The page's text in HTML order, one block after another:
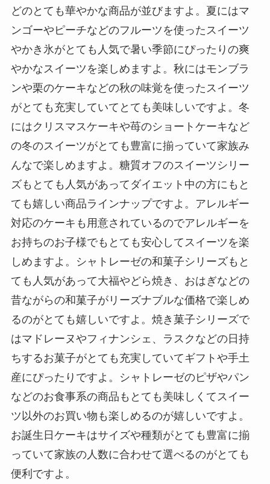
どのとても華やかな商品が並びますよ。夏にはマ
ンゴーやピーチなどのフルーツを使ったスイーツ
やかき氷がとても人気で暑い季節にぴったりの爽
やかなスイーツを楽しめますよ。秋にはモンブラ
ンや栗のケーキなどの秋の味覚を使ったスイーツ
がとても充実していてとても美味しいですよ。冬
にはクリスマスケーキや苺のショートケーキなど
の冬のスイーツがとても豊富に揃っていて家族み
んなで楽しめますよ。糖質オフのスイーツシリー
ズもとても人気があってダイエット中の方にもと
ても嬉しい商品ラインナップですよ。アレルギー
対応のケーキも用意されているのでアレルギーを
お持ちのお子様でもとても安心してスイーツを楽
しめますよ。シャトレーゼの和菓子シリーズもと
ても人気があって大福やどら焼き、おはぎなどの
昔ながらの和菓子がリーズナブルな価格で楽しめ
るのがとても嬉しいですよ。焼き菓子シリーズで
はマドレーヌやフィナンシェ、ラスクなどの日持
ちするお菓子がとても充実していてギフトや手土
産にぴったりですよ。シャトレーゼのピザやパン
などのお食事系の商品もとても美味しくてスイー
ツ以外のお買い物も楽しめるのが嬉しいですよ。
お誕生日ケーキはサイズや種類がとても豊富に揃
っていて家族の人数に合わせて選べるのがとても
便利ですよ。